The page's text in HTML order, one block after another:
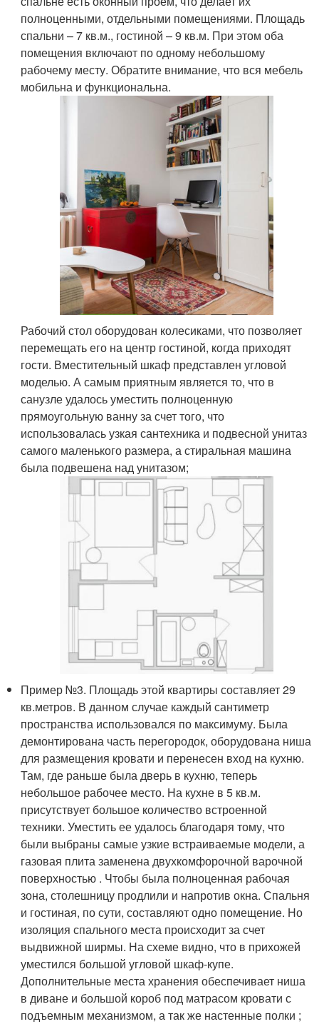
полноценными, отдельными помещениями. Площадь
спальни – 7 кв.м., гостиной – 9 кв.м. При этом оба
помещения включают по одному небольшому
рабочему месту. Обратите внимание, что вся мебель
мобильна и функциональна.
Рабочий стол оборудован колесиками, что позволяет
перемещать его на центр гостиной, когда приходят
гости. Вместительный шкаф представлен угловой
моделью. А самым приятным является то, что в
санузле удалось уместить полноценную
прямоугольную ванну за счет того, что
использовалась узкая сантехника и подвесной унитаз
самого маленького размера, а стиральная машина
была подвешена над унитазом;
Пример №3. Площадь этой квартиры составляет 29
кв.метров. В данном случае каждый сантиметр
пространства использовался по максимуму. Была
демонтирована часть перегородок, оборудована ниша
для размещения кровати и перенесен вход на кухню.
Там, где раньше была дверь в кухню, теперь
небольшое рабочее место. На кухне в 5 кв.м.
присутствует большое количество встроенной
техники. Уместить ее удалось благодаря тому, что
были выбраны самые узкие встраиваемые модели, а
газовая плита заменена двухкомфорочной варочной
поверхностью . Чтобы была полноценная рабочая
зона, столешницу продлили и напротив окна. Спальня
и гостиная, по сути, составляют одно помещение. Но
изоляция спального места происходит за счет
выдвижной ширмы. На схеме видно, что в прихожей
уместился большой угловой шкаф-купе.
Дополнительные места хранения обеспечивает ниша
в диване и большой короб под матрасом кровати с
подъемным механизмом, а так же настенные полки ;